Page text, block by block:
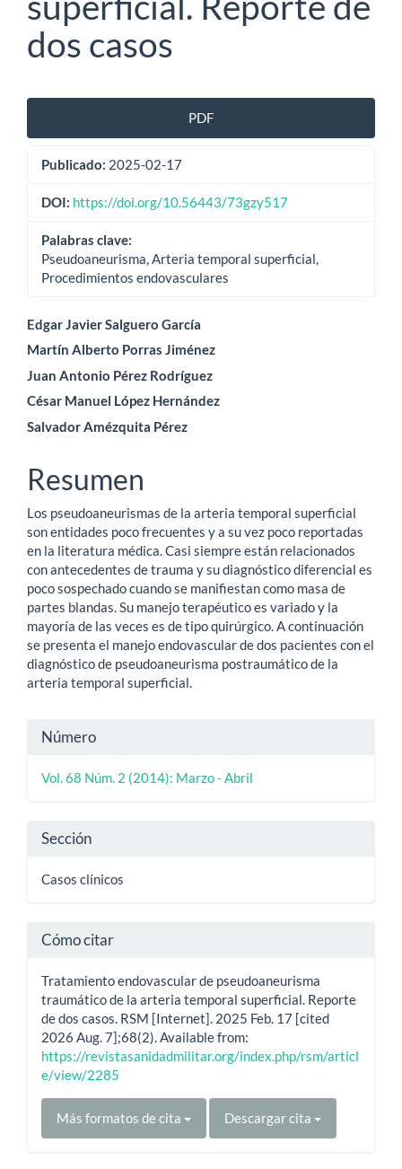
dos casos
Barra
lateral
del
artículo
PDF
Publicado: 2025-02-17
DOI: https://doi.org/10.56443/73gzy517
Palabras clave:
Pseudoaneurisma, Arteria temporal superficial,
Procedimientos endovasculares
Contenido
principal
del
artículo
Edgar Javier Salguero García
Martín Alberto Porras Jiménez
Juan Antonio Pérez Rodríguez
César Manuel López Hernández
Salvador Amézquita Pérez
Resumen
Los pseudoaneurismas de la arteria temporal superficial
son entidades poco frecuentes y a su vez poco reportadas
en la literatura médica. Casi siempre están relacionados
con antecedentes de trauma y su diagnóstico diferencial es
poco sospechado cuando se manifiestan como masa de
partes blandas. Su manejo terapéutico es variado y la
mayoría de las veces es de tipo quirúrgico. A continuación
se presenta el manejo endovascular de dos pacientes con el
diagnóstico de pseudoaneurisma postraumático de la
arteria temporal superficial.
Detalles
del
Número
Vol. 68 Núm. 2 (2014): Marzo - Abril
Sección
Casos clínicos
Cómo citar
Tratamiento endovascular de pseudoaneurisma
traumático de la arteria temporal superficial. Reporte
de dos casos. RSM [Internet]. 2025 Feb. 17 [cited
2026 Aug. 7];68(2). Available from:
https://revistasanidadmilitar.org/index.php/rsm/articl
e/view/2285
Más formatos de cita Descargar cita